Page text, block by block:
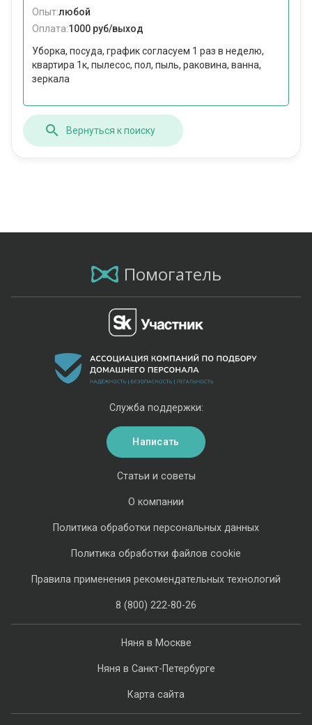
Опыт:любой
Оплата:1000 руб/выход
Уборка, посуда, график согласуем 1 раз в неделю,
квартира 1к, пылесос, пол, пыль, раковина, ванна,
зеркала
Вернуться к поиску
Помогатель
Няня в Москве
Няня в Санкт-Петербурге
Карта сайта
Статьи и советы
О компании
Политика обработки персональных данных
Политика обработки файлов cookie
Правила применения рекомендательных технологий
8 (800) 222-80-26
Служба поддержки:
Написать